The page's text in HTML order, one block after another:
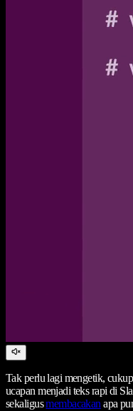
Tak perlu lagi mengetik,
ucapan menjadi teks rapi di
sekaligusmembacakan apa